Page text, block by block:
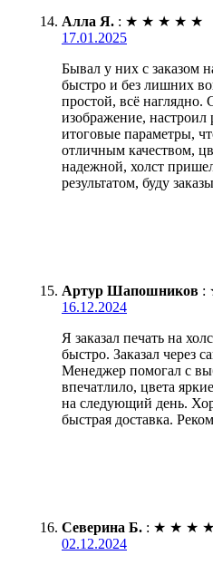
Алла Я. : ★ ★ ★ ★ ★
17.01.2025
Бывал у них с заказом
быстро и без лишних
простой, всё наглядно.
изображение, настроил
итоговые параметры,
отличным качеством,
надежной, холст
результатом, буду
Артур Шапошников :
16.12.2024
Я заказал печать на
быстро. Заказал через
Менеджер помогал с
впечатлило, цвета
на следующий день.
быстрая доставка.
Северина Б. : ★ ★ ★ ★
02.12.2024